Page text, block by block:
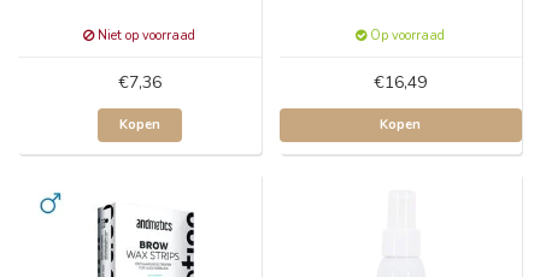
Niet op voorraad
€7,36
Kopen
Op voorraad
€16,49
Kopen